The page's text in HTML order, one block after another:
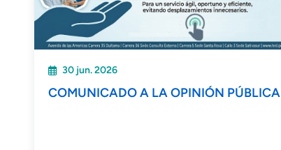
30 jun. 2026
COMUNICADO A LA OPINIÓN PÚBLICA